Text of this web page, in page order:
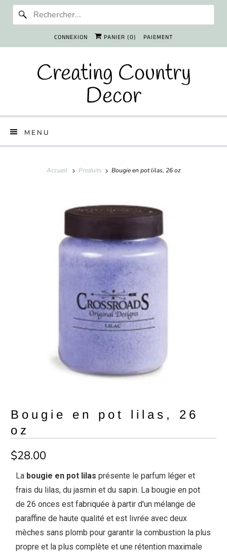
CONNEXION PANIER (0) PAIEMENT
Creating Country
Decor
MENU
Accueil Produits Bougie en pot lilas, 26 oz
Bougie en pot lilas, 26
oz
$28.00
La bougie en pot lilas présente le parfum léger et
frais du lilas, du jasmin et du sapin. La bougie en pot
de 26 onces est fabriquée à partir d'un mélange de
paraffine de haute qualité et est livrée avec deux
mèches sans plomb pour garantir la combustion la plus
propre et la plus complète et une rétention maximale